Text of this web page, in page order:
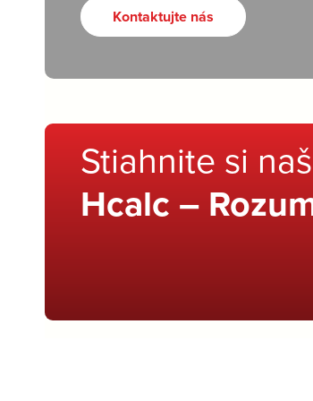
Kontaktujte nás
Stiahnite si
Hcalc –